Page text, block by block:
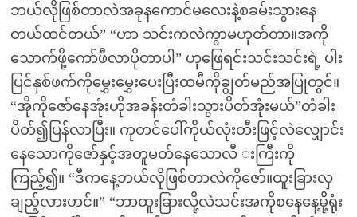
ဘယ်လိုဖြစ်တာလဲအခုနကောင်မလေးနဲ့စခမ်းသွားနေ
တယ်ထင်တယ်” “ဟာ သင်းကလဲကွာမဟုတ်တာ။အကို
သောက်ဖို့ကော်ဖီလာပိုတာပါ” ဟုဖြေရင်းသင်းသင်းရဲ့ ပါး
ပြင်နှစ်ဖက်ကိုမွှေးမွှေးပေးပြီးထမီကိုချွတ်မည်အပြုတွင်။
“အိုကိုဇော်နေအုံးဟိုအခန်းတံခါးသွားပိတ်အုံးမယ်”တံခါး
ပိတ်၍ပြန်လာပြီး။ ကုတင်ပေါ်ကိုယ်လုံးတီးဖြင့်လဲလျှောင်း
နေသောကိုဇော်နှင့်အတူမတ်နေသောလီ းကြီးကို
ကြည့်၍။ “ဒီကနေ့ဘယ်လိုဖြစ်တာလဲကိုဇော်။ထူးခြားလှ
ချည့်လားဟင်။” “ဘာထူးခြားလို့လဲသင်းအကိုစနေနေ့မို့ရုံး